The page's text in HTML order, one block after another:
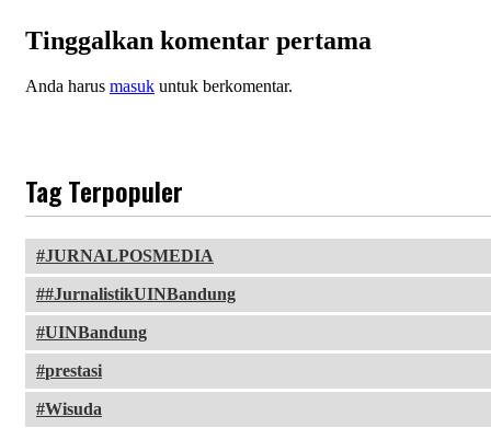
Tinggalkan komentar pertama
Anda harus masuk untuk berkomentar.
Tag Terpopuler
JURNALPOSMEDIA
#JurnalistikUINBandung
UINBandung
prestasi
Wisuda